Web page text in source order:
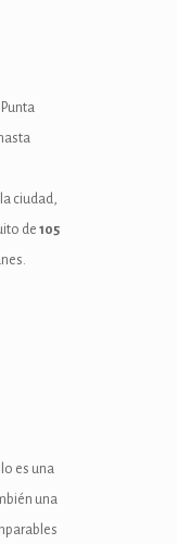
ciudad,
de 105
es una
una